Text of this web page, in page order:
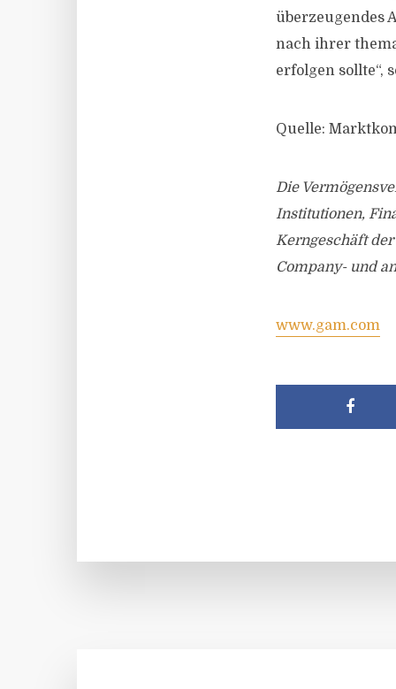
überzeugendes
nach ihrer
erfolgen sollte“,
Quelle:
Die
Institutionen,
Kerngeschäft
Company- und
www.gam.com